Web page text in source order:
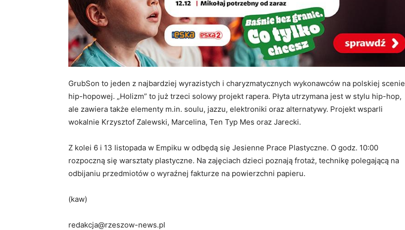
GrubSon to jeden z najbardziej wyrazistych i charyzmatycznych wykonawców na polskiej scenie
hip-hopowej. „Holizm” to już trzeci solowy projekt rapera. Płyta utrzymana jest w stylu hip-hop,
ale zawiera także elementy m.in. soulu, jazzu, elektroniki oraz alternatywy. Projekt wsparli
wokalnie Krzysztof Zalewski, Marcelina, Ten Typ Mes oraz Jarecki.
Z kolei 6 i 13 listopada w Empiku w odbędą się Jesienne Prace Plastyczne. O godz. 10:00
rozpoczną się warsztaty plastyczne. Na zajęciach dzieci poznają frotaż, technikę polegającą na
odbijaniu przedmiotów o wyraźnej fakturze na powierzchni papieru.
(kaw)
redakcja@rzeszow-news.pl